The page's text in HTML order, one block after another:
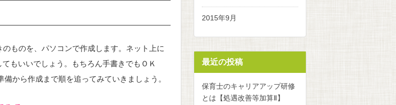
ものを、パソコンで作成します。ネット上に
もいいでしょう。もちろん手書きでもＯＫ
から作成まで順を追ってみていきましょう。
2015年9月
最近の投稿
保育士のキャリアアップ研修
とは【処遇改善等加算Ⅱ】